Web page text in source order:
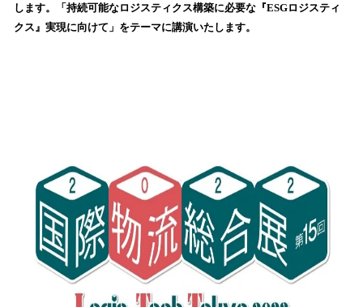
込
み
します。「持続可能なロジスティクス構築に必要な『ESGロジスティ
クス』実現に向けて」をテーマに講演いたします。